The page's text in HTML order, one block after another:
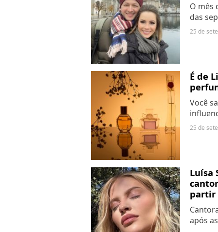
O mês
das
Lima,
25 de
É de
Você
você é
25 de
Luísa
partir
após